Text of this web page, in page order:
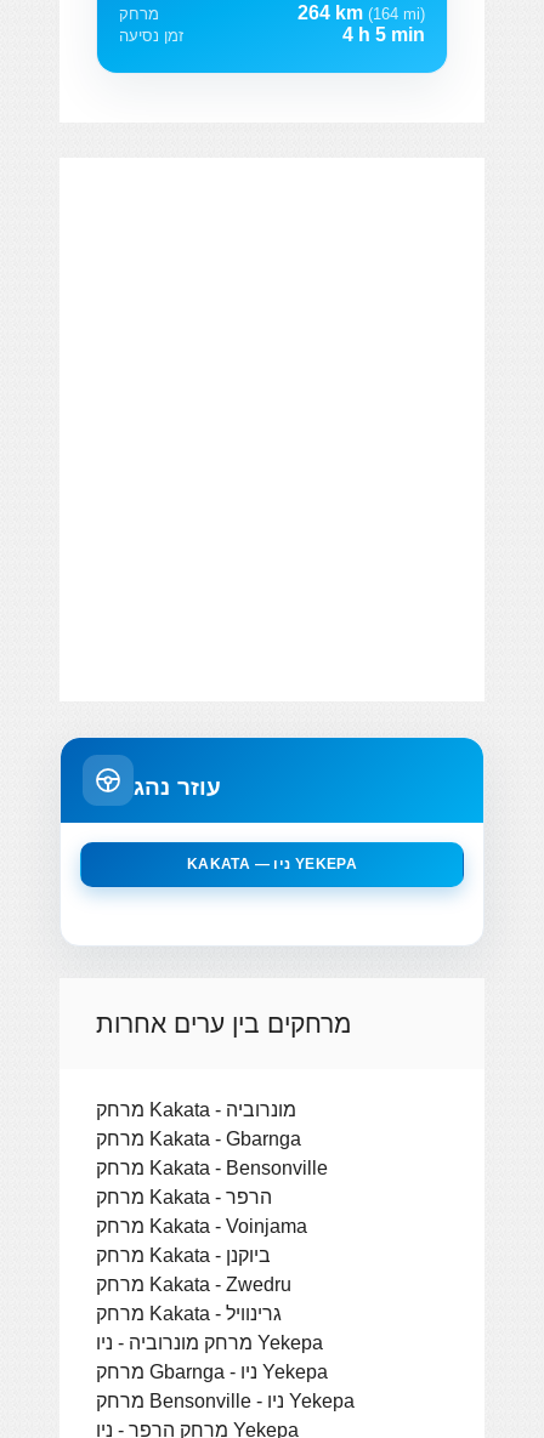
מרחק 264 km (164 mi)
זמן נסיעה
4 h 5 min
עוזר נהג
KAKATA — ניו YEKEPA
מרחקים בין ערים אחרות
מרחק Kakata - מונרוביה
מרחק Kakata - Gbarnga
מרחק Kakata - Bensonville
מרחק Kakata - הרפר
מרחק Kakata - Voinjama
מרחק Kakata - ביוקנן
מרחק Kakata - Zwedru
מרחק Kakata - גרינוויל
מרחק מונרוביה - ניו Yekepa
מרחק Gbarnga - ניו Yekepa
מרחק Bensonville - ניו Yekepa
מרחק הרפר - ניו Yekepa